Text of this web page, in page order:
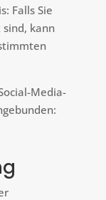
Falls Sie
kann
Media-